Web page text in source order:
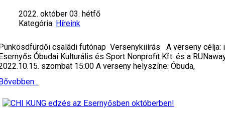
2022. október 03. hétfő
Kategória: Híreink
családi futónap Versenykiiírás A verseny célja:
Óbudai Kulturális és Sport Nonprofit Kft. és a
szombat 15:00 A verseny helyszíne: Óbuda,